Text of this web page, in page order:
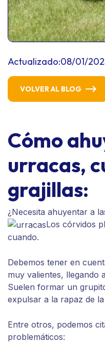
Actualizado:08/01/
VOLVER AL BLOG
Cómo
urracas,
grajillas:
¿Necesita ahuyentar a
Los córvidos
cuando.
Debemos tener en
muy valientes, llegando
Suelen formar un
expulsar a la rapaz de
Entre otros, podemos
problemáticos: